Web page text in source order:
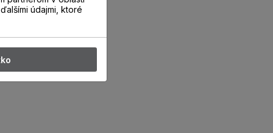
údajmi, ktoré